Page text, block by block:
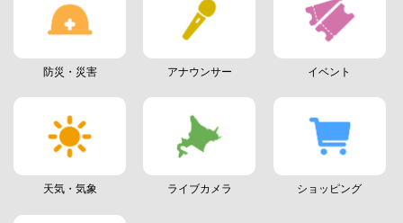
防災・災害 アナウンサー イベント
天気・気象 ライブカメラ ショッピング